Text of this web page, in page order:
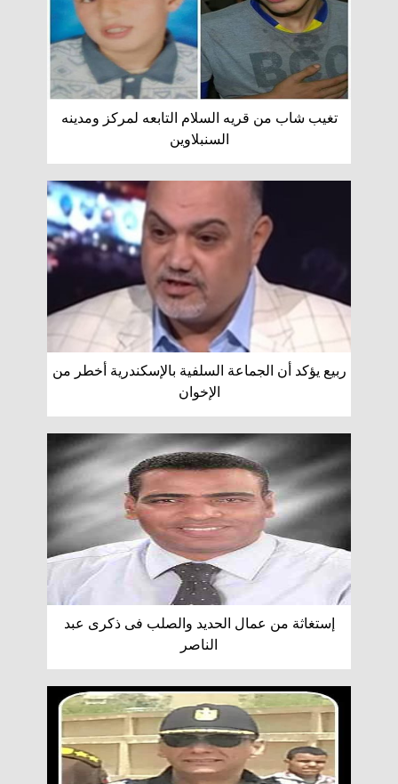
تغيب شاب من قريه السلام التابعه لمركز ومدينه
السنبلاوين
ربيع يؤكد أن الجماعة السلفية بالإسكندرية أخطر من
الإخوان
إستغاثة من عمال الحديد والصلب فى ذكرى عبد
الناصر